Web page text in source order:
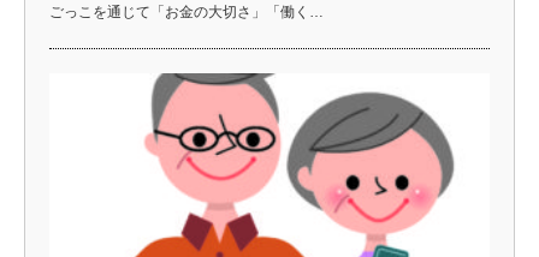
ごっこを通じて「お金の大切さ」「働く…